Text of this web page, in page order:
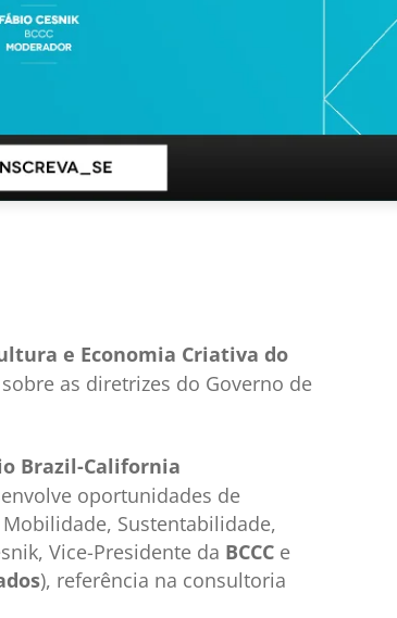
e Economia Criativa do
as diretrizes do Governo de
Brazil-California
oportunidades de
Sustentabilidade,
Vice-Presidente da BCCC e
), referência na consultoria